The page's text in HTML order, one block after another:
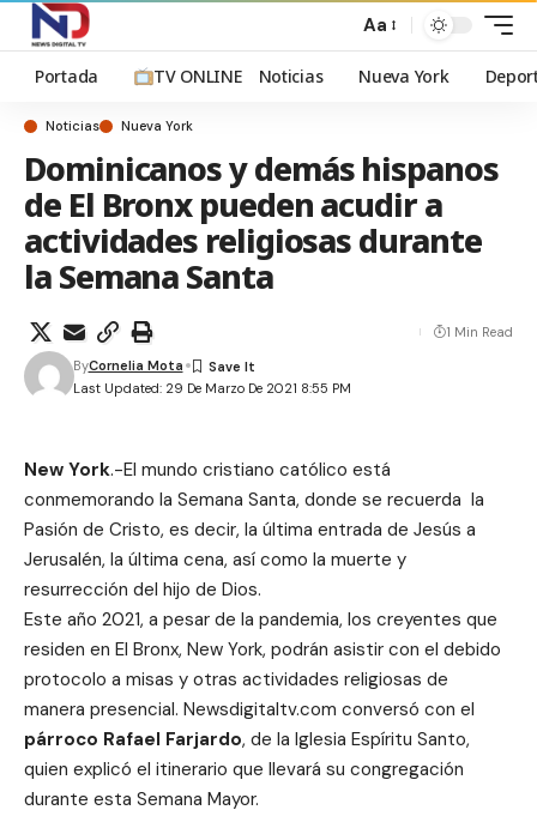
Aa
Portada TV ONLINE Noticias Nueva York
Noticias Nueva York
Dominicanos y demás hispanos
de El Bronx pueden acudir a
actividades religiosas durante
la Semana Santa
Last Updated: 29 De Marzo De 2021 8:55 PM
ByCornelia Mota
1 Min Read
New York.-El mundo cristiano católico está
conmemorando la Semana Santa, donde se recuerda la
Pasión de Cristo, es decir, la última entrada de Jesús a
Jerusalén, la última cena, así como la muerte y
resurrección del hijo de Dios.
Este año 2021, a pesar de la pandemia, los creyentes que
residen en El Bronx, New York, podrán asistir con el debido
protocolo a misas y otras actividades religiosas de
manera presencial. Newsdigitaltv.com conversó con el
párroco Rafael Farjardo, de la Iglesia Espíritu Santo,
quien explicó el itinerario que llevará su congregación
durante esta Semana Mayor.